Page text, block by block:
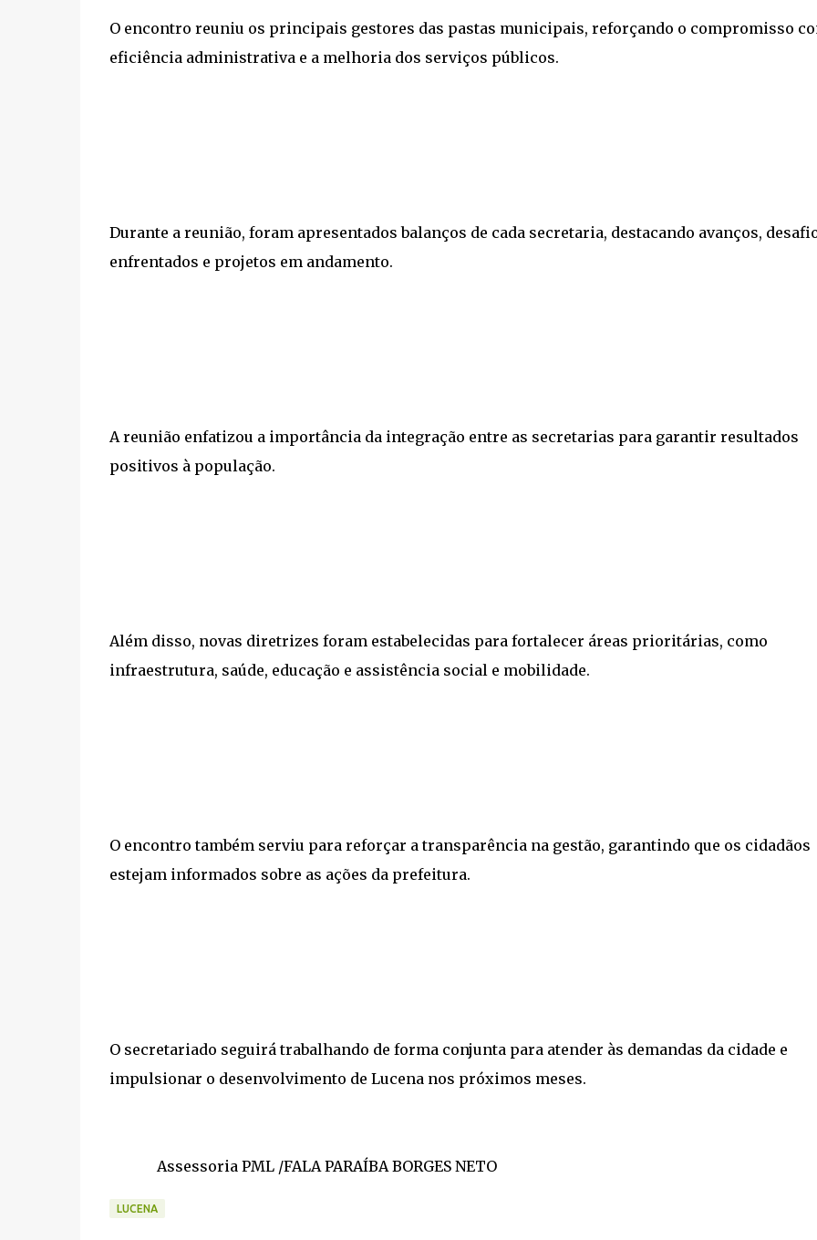
O encontro reuniu os principais gestores das pastas municipais, reforçando o compromisso
eficiência administrativa e a melhoria dos serviços públicos.
Durante a reunião, foram apresentados balanços de cada secretaria, destacando avanços,
enfrentados e projetos em andamento.
A reunião enfatizou a importância da integração entre as secretarias para garantir resultados
positivos à população.
Além disso, novas diretrizes foram estabelecidas para fortalecer áreas prioritárias, como
infraestrutura, saúde, educação e assistência social e mobilidade.
O encontro também serviu para reforçar a transparência na gestão, garantindo que os cidadãos
estejam informados sobre as ações da prefeitura.
O secretariado seguirá trabalhando de forma conjunta para atender às demandas da cidade e
impulsionar o desenvolvimento de Lucena nos próximos meses.
Assessoria PML /FALA PARAÍBA BORGES NETO
LUCENA